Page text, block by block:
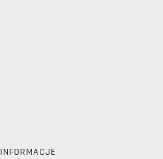
INFORMACJE